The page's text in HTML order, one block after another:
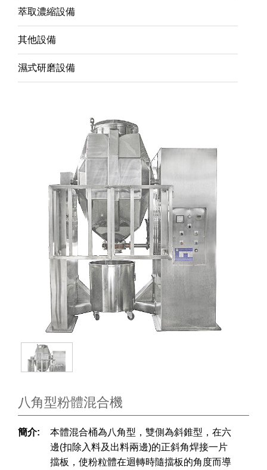
萃取濃縮設備
其他設備
濕式研磨設備
八角型粉體混合機
簡介:
本體混合桶為八角型，雙側為斜錐型，在六
邊(扣除入料及出料兩邊)的正斜角焊接一片
擋板，使粉粒體在迴轉時隨擋板的角度而導